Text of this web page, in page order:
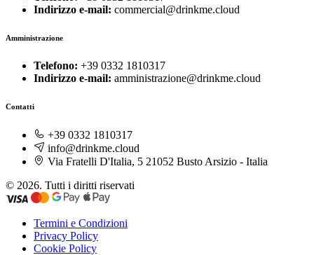
Indirizzo e-mail: commercial@drinkme.cloud
Amministrazione
Telefono: +39 0332 1810317
Indirizzo e-mail: amministrazione@drinkme.cloud
Contatti
+39 0332 1810317
info@drinkme.cloud
Via Fratelli D'Italia, 5 21052 Busto Arsizio - Italia
© 2026. Tutti i diritti riservati
Termini e Condizioni
Privacy Policy
Cookie Policy